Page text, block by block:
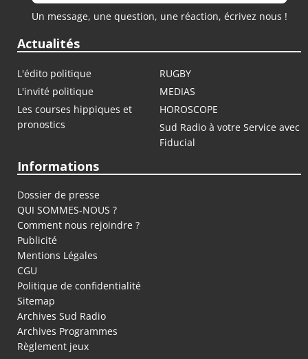
Un message, une question, une réaction, écrivez nous !
Actualités
L'édito politique
RUGBY
L'invité politique
MEDIAS
Les courses hippiques et
pronostics
HOROSCOPE
Sud Radio à votre Service avec
Fiducial
Informations
Dossier de presse
QUI SOMMES-NOUS ?
Comment nous rejoindre ?
Publicité
Mentions Légales
CGU
Politique de confidentialité
Sitemap
Archives Sud Radio
Archives Programmes
Règlement jeux